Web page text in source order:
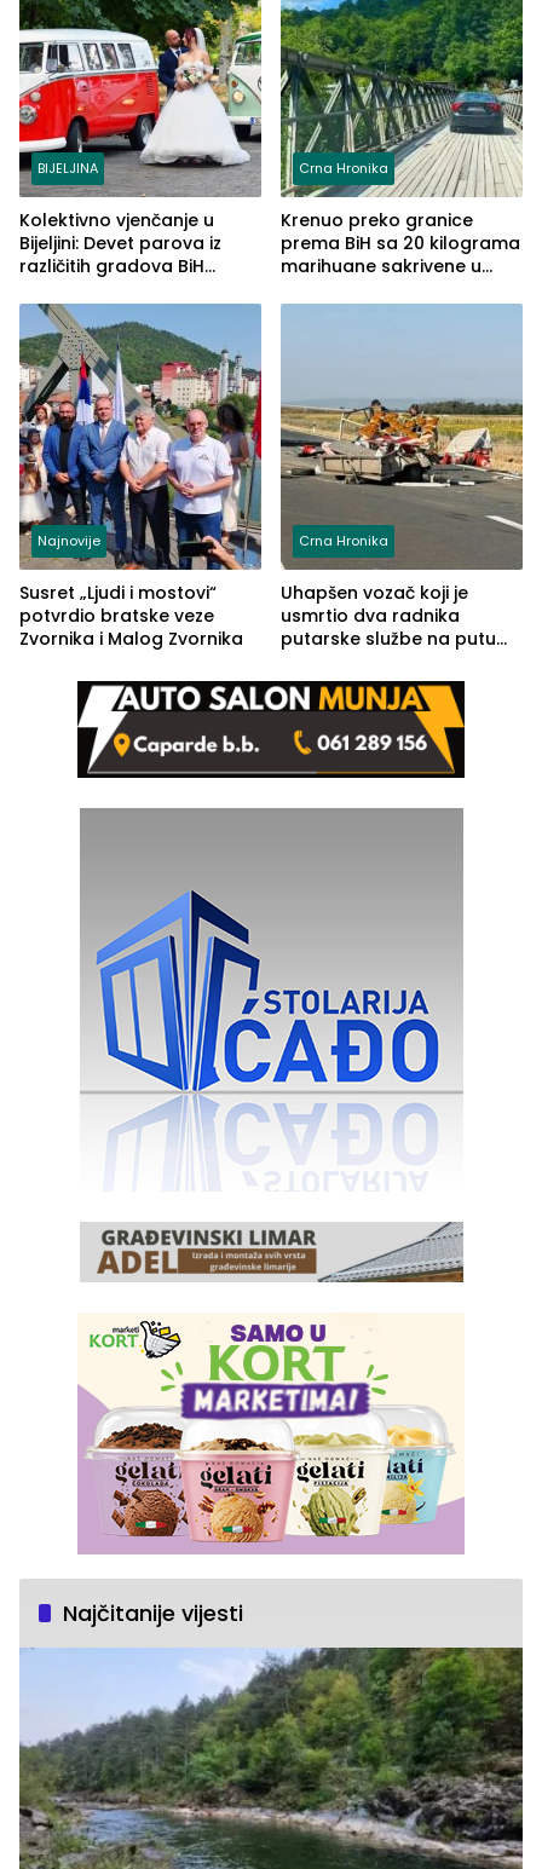
BIJELJINA
Kolektivno vjenčanje u
Bijeljini: Devet parova iz
različitih gradova BiH
Crna Hronika
Krenuo preko granice
prema BiH sa 20 kilograma
marihuane sakrivene u
Najnovije
Susret „Ljudi i mostovi“
potvrdio bratske veze
Zvornika i Malog Zvornika
Crna Hronika
Uhapšen vozač koji je
usmrtio dva radnika
putarske službe na putu
(FOTO)
Najčitanije vijesti